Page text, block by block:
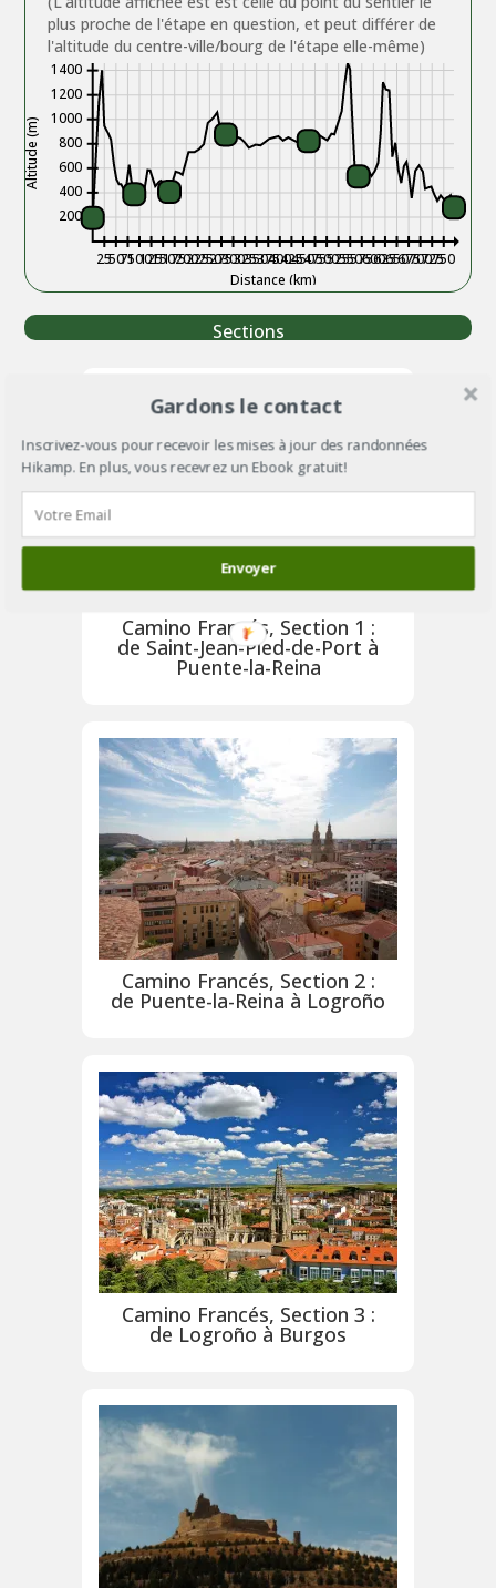
plus proche de l'étape en question, et peut différer de
l'altitude du centre-ville/bourg de l'étape elle-même)
Distance (km)
Altitude (m)
255075100125150175200225250275300325350375400425450475500525550575600625650675700725750
200
400
600
800
1000
1200
1400
Sections
Camino Francés, Section 1 :
de Saint-Jean-Pied-de-Port à
Puente-la-Reina
Camino Francés, Section 2 :
de Puente-la-Reina à Logroño
Camino Francés, Section 3 :
de Logroño à Burgos
Gardons le contact
Inscrivez-vous pour recevoir les mises à jour des randonnées
Hikamp. En plus, vous recevrez un Ebook gratuit!
Envoyer